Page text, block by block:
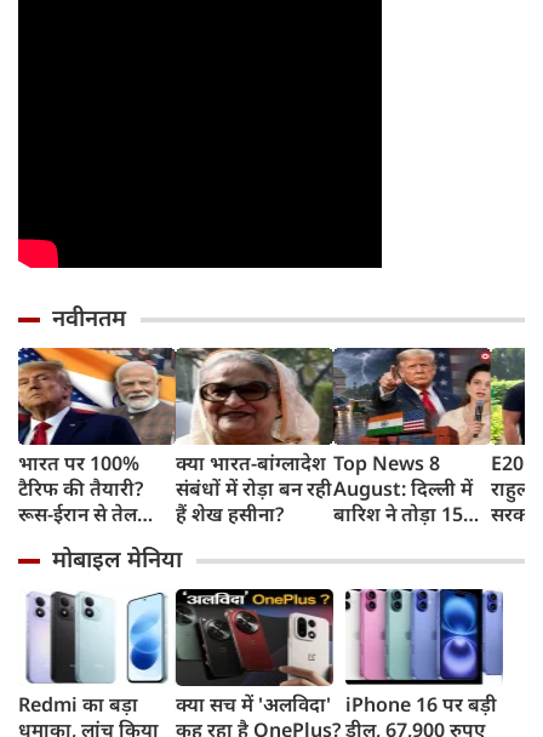
नवीनतम
भारत पर 100%
टैरिफ की तैयारी?
रूस-ईरान से तेल
का बड़ा वार, सीनेट में
बिल पास
क्या भारत-बांग्लादेश
संबंधों में रोड़ा बन रही
हैं शेख हसीना?
Top News 8
August: दिल्ली में
बारिश ने तोड़ा 15
भारत पर 100%
टैरिफ का खतरा;
Gen Z पर कंगना का
यू-टर्न
E20
राहुल
लोगों
रहीं
मोबाइल मेनिया
Redmi का बड़ा
धमाका, लांच किया
क्या सच में 'अलविदा'
कह रहा है OnePlus?
iPhone 16 पर बड़ी
डील, 67,900 रुपए